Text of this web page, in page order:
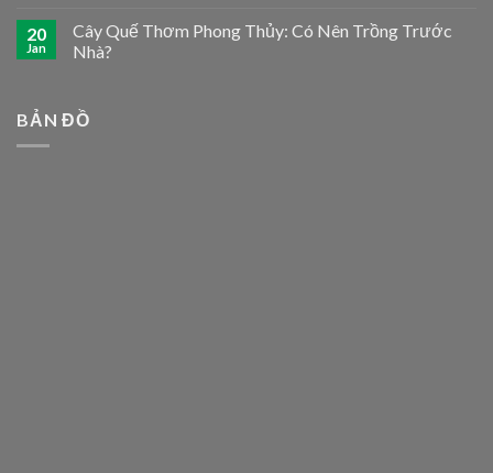
20
Jan
Cây Quế Thơm Phong Thủy: Có Nên Trồng Trước
Nhà?
BẢN ĐỒ